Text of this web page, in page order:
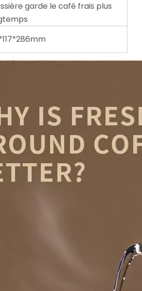
garde le café frais plus